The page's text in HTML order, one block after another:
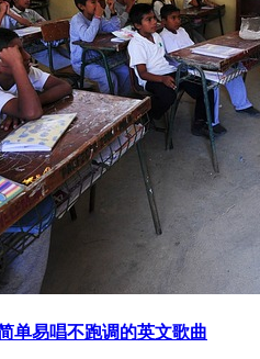
单易唱不跑调的英文歌曲